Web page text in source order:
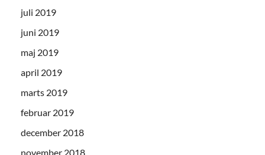
juli 2019
juni 2019
maj 2019
april 2019
marts 2019
februar 2019
december 2018
november 2018